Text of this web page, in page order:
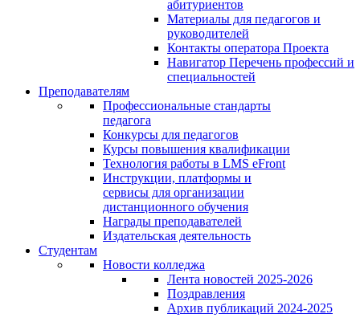
абитуриентов
Материалы для педагогов и
руководителей
Контакты оператора Проекта
Навигатор Перечень профессий и
специальностей
Преподавателям
Профессиональные стандарты
педагога
Конкурсы для педагогов
Курсы повышения квалификации
Технология работы в LMS eFront
Инструкции, платформы и
сервисы для организации
дистанционного обучения
Награды преподавателей
Издательская деятельность
Студентам
Новости колледжа
Лента новостей 2025-2026
Поздравления
Архив публикаций 2024-2025